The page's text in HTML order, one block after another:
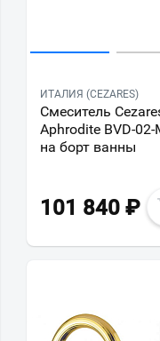
ИТАЛИЯ (CEZARES)
Смеситель
Aphrodite BVD-02-
на борт ванны
101 840 ₽